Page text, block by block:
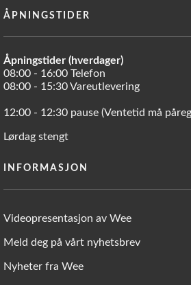
ÅPNINGSTIDER
Åpningstider (hverdager)
08:00 - 16:00 Telefon
08:00 - 15:30 Vareutlevering
12:00 - 12:30 pause (Ventetid må
Lørdag stengt
INFORMASJON
Videopresentasjon av Wee
Meld deg på vårt nyhetsbrev
Nyheter fra Wee